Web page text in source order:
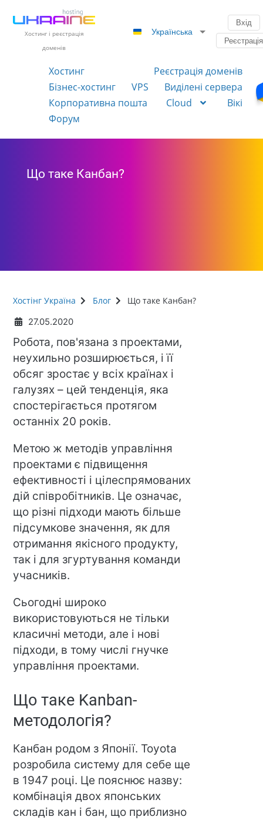
Хостинг і реєстрація
доменів
Українська
Вхід
Реєстрація
Хостинг
Реєстрація доменів
Бізнес-хостинг
VPS
Виділені сервера
Корпоративна пошта
Cloud
Вікі
Форум
Що таке Канбан?
Хостінг Україна Блог Що таке Канбан?
27.05.2020
Робота, пов'язана з проектами,
неухильно розширюється, і її
обсяг зростає у всіх країнах і
галузях – цей тенденція, яка
спостерігається протягом
останніх 20 років.
Метою ж методів управління
проектами є підвищення
ефективності і цілеспрямованих
дій співробітників. Це означає,
що різні підходи мають більше
підсумкове значення, як для
отримання якісного продукту,
так і для згуртування команди
учасників.
Сьогодні широко
використовуються не тільки
класичні методи, але і нові
підходи, в тому числі гнучке
управління проектами.
Що таке Kanban-
методологія?
Канбан родом з Японії. Toyota
розробила систему для себе ще
в 1947 році. Це пояснює назву:
комбінація двох японських
складів кан і бан, що приблизно